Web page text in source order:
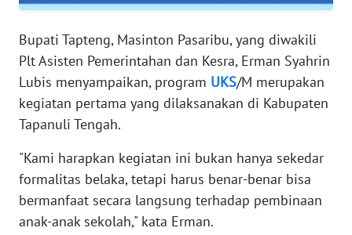
Bupati Tapteng, Masinton Pasaribu, yang diwakili
Plt Asisten Pemerintahan dan Kesra, Erman Syahrin
Lubis menyampaikan, program UKS/M merupakan
kegiatan pertama yang dilaksanakan di Kabupaten
Tapanuli Tengah.
"Kami harapkan kegiatan ini bukan hanya sekedar
formalitas belaka, tetapi harus benar-benar bisa
bermanfaat secara langsung terhadap pembinaan
anak-anak sekolah," kata Erman.
WN
WN
SULTRA
WN
WN
SULTENG